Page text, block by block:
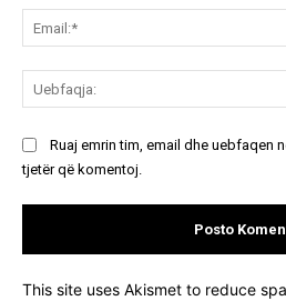
Ruaj emrin tim, email dhe uebfaqen
tjetër që komentoj.
This site uses Akismet to reduce